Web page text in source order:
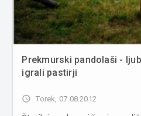
Prekmurski pandolaši -
igrali pastirji
access_time Torek, 07.08.2012